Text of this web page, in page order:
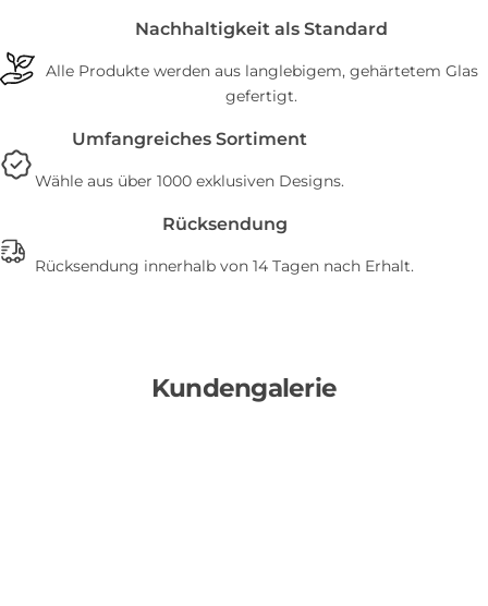
Nachhaltigkeit als Standard
Alle Produkte werden aus langlebigem, gehärtetem Glas
gefertigt.
Umfangreiches Sortiment
Wähle aus über 1000 exklusiven Designs.
Rücksendung
Rücksendung innerhalb von 14 Tagen nach Erhalt.
Kundengalerie